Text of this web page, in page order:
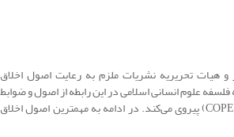
و هیات تحریریه نشریات ملزم به رعایت اصول اخلاق
علوم انسانی اسلامی در این رابطه از اصول و ضوابط
کمیته بین‌المللی اخلاق نشر (COPE) پیروی می‌کند. در ادامه به مهمترین اصول اخلاق